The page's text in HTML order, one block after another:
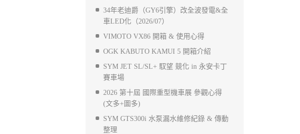
34年老迪爵（GY6引擎）改全波發電&全
車LED化（2026/07）
VIMOTO VX86 開箱 & 使用心得
OGK KABUTO KAMUI 5 開箱介紹
SYM JET SL/SL+ 馭望 競化 in 永安卡丁
賽車場
2026 第十屆 國際重型機車展 參觀心得
(文多+圖多)
SYM GTS300i 水泵漏水維修紀錄 & 傳動
整理